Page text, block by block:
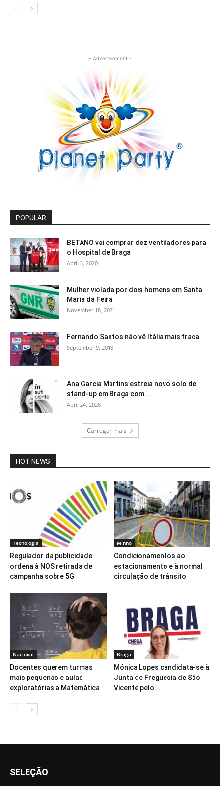
- Advertisement -
POPULAR
BETANO vai comprar dez ventiladores para
o Hospital de Braga
April 3, 2020
Mulher violada por dois homens em Santa
Maria da Feira
November 18, 2021
Fernando Santos não vê Itália mais fraca
September 9, 2018
Ana Garcia Martins estreia novo solo de
stand-up em Braga com...
April 24, 2026
Carregar mais
HOT NEWS
Tecnologia
Regulador da publicidade
ordena à NOS retirada de
campanha sobre 5G
Minho
Condicionamentos ao
estacionamento e à normal
circulação de trânsito
Nacional
Docentes querem turmas
mais pequenas e aulas
exploratórias a Matemática
Braga
Mónica Lopes candidata-se à
Junta de Freguesia de São
Vicente pelo...
SELEÇÃO